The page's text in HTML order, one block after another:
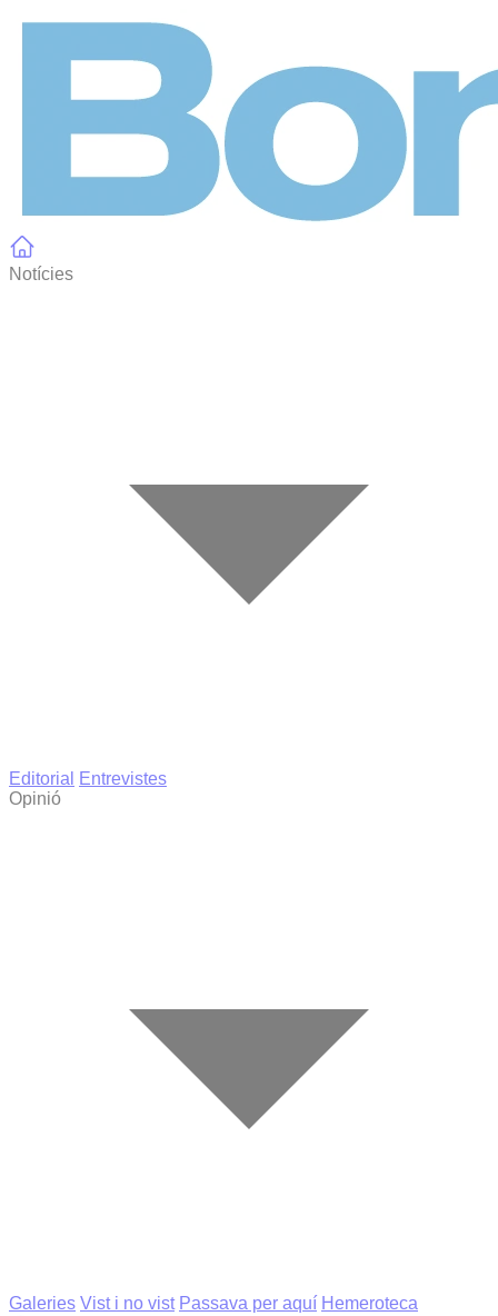
Notícies
Editorial
Entrevistes
Opinió
Galeries Vist i no vist Passava per aquí Hemeroteca